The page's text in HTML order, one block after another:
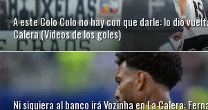
A este Colo Colo no hay con que darle: lo dio
Calera (Videos de los goles)
Ni siquiera al banco irá Vozinha en La Calera: